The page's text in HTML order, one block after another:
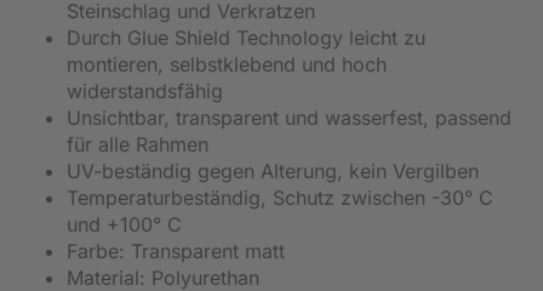
Steinschlag und Verkratzen
Durch Glue Shield Technology leicht zu
montieren, selbstklebend und hoch
widerstandsfähig
Unsichtbar, transparent und wasserfest, passend
für alle Rahmen
UV-beständig gegen Alterung, kein Vergilben
Temperaturbeständig, Schutz zwischen -30° C
und +100° C
Farbe: Transparent matt
Material: Polyurethan